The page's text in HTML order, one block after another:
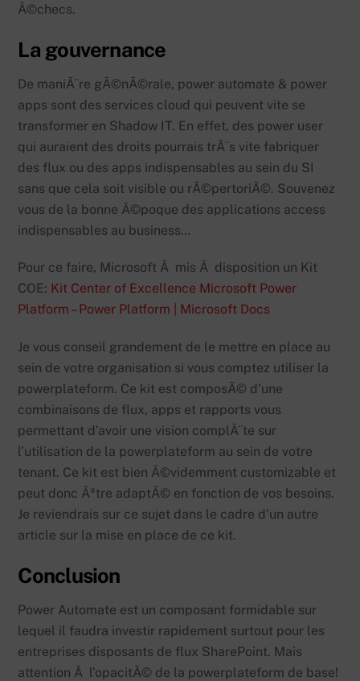
Ã©checs.
La gouvernance
De maniÃ¨re gÃ©nÃ©rale, power automate & power
apps sont des services cloud qui peuvent vite se
transformer en Shadow IT. En effet, des power user
qui auraient des droits pourrais trÃ¨s vite fabriquer
des flux ou des apps indispensables au sein du SI
sans que cela soit visible ou rÃ©pertoriÃ©. Souvenez
vous de la bonne Ã©poque des applications access
indispensables au business…
Pour ce faire, Microsoft Ã mis Ã disposition un Kit
COE: Kit Center of Excellence Microsoft Power
Platform – Power Platform | Microsoft Docs
Je vous conseil grandement de le mettre en place au
sein de votre organisation si vous comptez utiliser la
powerplateform. Ce kit est composÃ© d’une
combinaisons de flux, apps et rapports vous
permettant d’avoir une vision complÃ¨te sur
l’utilisation de la powerplateform au sein de votre
tenant. Ce kit est bien Ã©videmment customizable et
peut donc Ãªtre adaptÃ© en fonction de vos besoins.
Je reviendrais sur ce sujet dans le cadre d’un autre
article sur la mise en place de ce kit.
Conclusion
Power Automate est un composant formidable sur
lequel il faudra investir rapidement surtout pour les
entreprises disposants de flux SharePoint. Mais
attention Ã l’opacitÃ© de la powerplateform de base!